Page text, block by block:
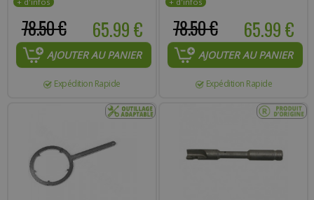
65.99 €
78.50 €
AJOUTER AU PANIER
Expédition Rapide
65.99 €
78.50 €
AJOUTER AU PANIER
Expédition Rapide